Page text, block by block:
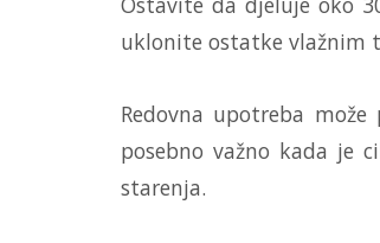
uklonite ostatke vlažnim
Redovna upotreba
posebno važno kada je
starenja.